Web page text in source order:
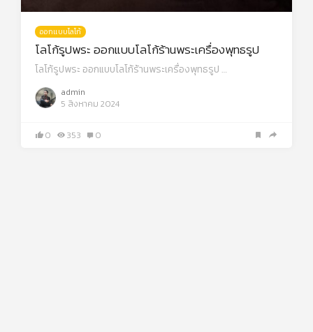
ออกแบบโลโก้
โลโก้รูปพระ ออกแบบโลโก้ร้านพระเครื่องพุทธรูป
โลโก้รูปพระ ออกแบบโลโก้ร้านพระเครื่องพุทธรูป …
admin
5 สิงหาคม 2024
0 353 0